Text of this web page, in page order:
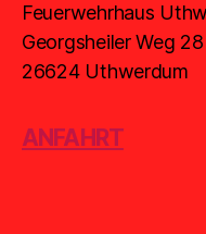
Feuerwehrhaus
Georgsheiler Weg 28
26624 Uthwerdum
ANFAHRT